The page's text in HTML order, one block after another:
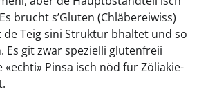
brucht s’Gluten (Chläbereiwiss)
de Teig sini Struktur bhaltet und so
Es git zwar spezielli glutenfreii
«echti» Pinsa isch nöd für Zöliakie-